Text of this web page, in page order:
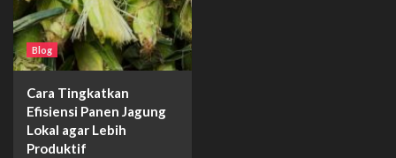
Blog
Cara Tingkatkan
Efisiensi Panen Jagung
Lokal agar Lebih
Produktif